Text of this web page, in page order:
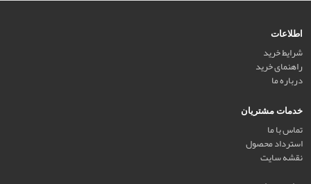
اطلاعات
شرایط خرید
راهنمای خرید
درباره ما
خدمات مشتریان
تماس با ما
استرداد محصول
نقشه سایت